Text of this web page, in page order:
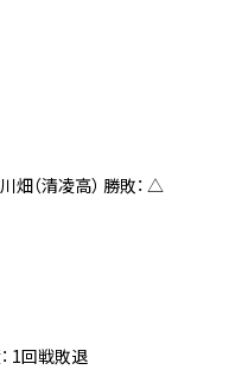
（清凌高） 勝敗： △
1回戦敗退